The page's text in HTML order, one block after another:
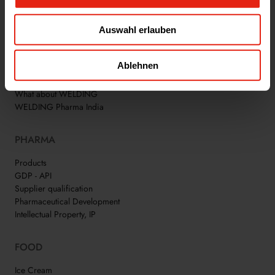
Auswahl erlauben
Ablehnen
Jobs
News & Events
What about WELDING
WELDING Pharma India
PHARMA
Products
GDP - API
Supplier qualification
Pharmaceutical Development
Intellectual Property, IP
FOOD
Ice Cream